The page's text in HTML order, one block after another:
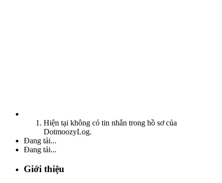
Hiện tại không có tin nhắn trong hồ sơ của
DotmoozyLog.
Đang tải...
Đang tải...
Giới thiệu